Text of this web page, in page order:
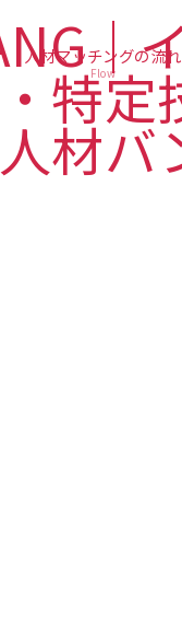
人材マッチングの流れ
Flow